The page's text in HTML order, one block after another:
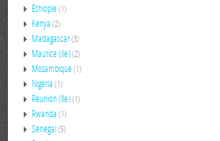
Ethiopie(1)
Kenya (2)
Madagascar(3)
Maurice (ile)(2)
Mozambique(1)
Nigéria (1)
Réunion (Ile)(1)
Rwanda (1)
Sénégal (5)